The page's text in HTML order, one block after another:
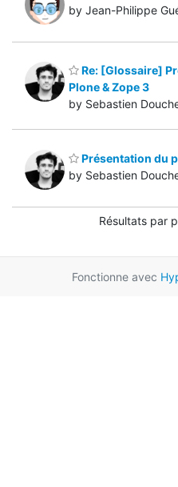
by Jean-Philippe
Re: [Glossaire]
Plone & Zope 3
by Sebastien
Présentation du
by Sebastien
Résultats par
Fonctionne avec